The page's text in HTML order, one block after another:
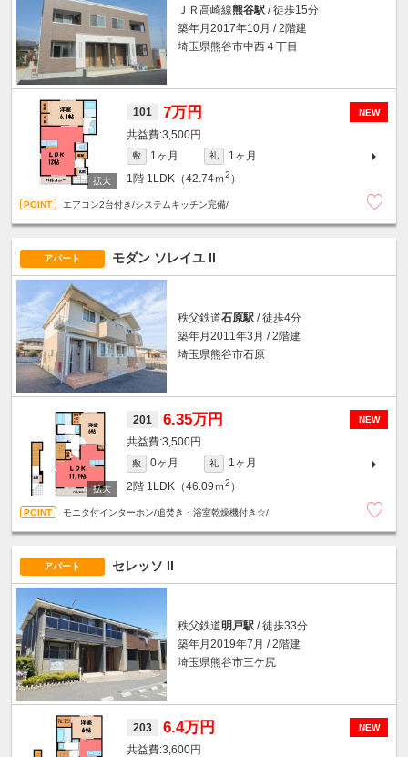
ＪＲ高崎線熊谷駅 / 徒歩15分
築年月2017年10月 / 2階建
埼玉県熊谷市中西４丁目
NEW
101 7万円
3,500円
敷 1ヶ月 礼
1ヶ月
1階 1LDK（42.74ｍ2 ）
エアコン2台付き/システムキッチン完備/
アパート モダン ソレイユ II
秩父鉄道石原駅 / 徒歩4分
築年月2011年3月 / 2階建
埼玉県熊谷市石原
NEW
201 6.35万円
3,500円
敷 0ヶ月 礼
1ヶ月
2階 1LDK（46.09ｍ2 ）
モニタ付インターホン/追焚き・浴室乾燥機付き☆/
アパート セレッソ II
秩父鉄道明戸駅 / 徒歩33分
築年月2019年7月 / 2階建
埼玉県熊谷市三ケ尻
NEW
203 6.4万円
3,600円